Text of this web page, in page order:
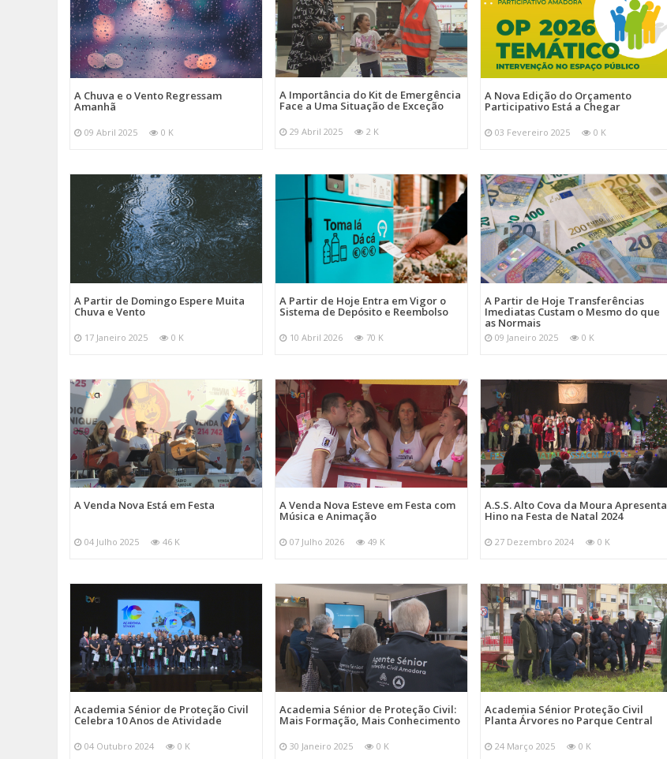
A Chuva e o Vento Regressam
Amanhã
09 Abril 2025 0 K
A Importância do Kit de Emergência
Face a Uma Situação de Exceção
29 Abril 2025 2 K
A Nova Edição do Orçamento
Participativo Está a Chegar
03 Fevereiro 2025 0 K
A Partir de Domingo Espere Muita
Chuva e Vento
17 Janeiro 2025 0 K
A Partir de Hoje Entra em Vigor o
Sistema de Depósito e Reembolso
10 Abril 2026 70 K
A Partir de Hoje Transferências
Imediatas Custam o Mesmo do que
as Normais
09 Janeiro 2025 0 K
A Venda Nova Está em Festa
04 Julho 2025 46 K
A Venda Nova Esteve em Festa com
Música e Animação
07 Julho 2026 49 K
A.S.S. Alto Cova da Moura Apresenta
Hino na Festa de Natal 2024
27 Dezembro 2024 0 K
Academia Sénior de Proteção Civil
Celebra 10 Anos de Atividade
04 Outubro 2024 0 K
Academia Sénior de Proteção Civil:
Mais Formação, Mais Conhecimento
30 Janeiro 2025 0 K
Academia Sénior Proteção Civil
Planta Árvores no Parque Central
24 Março 2025 0 K